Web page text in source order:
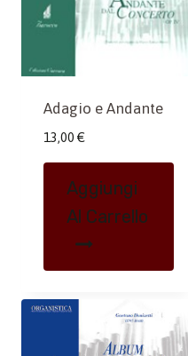
Adagio e Andante
13,00 €
Aggiungi
Al Carrello